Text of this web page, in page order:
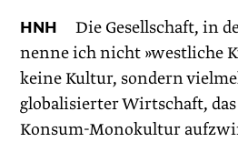
HNH Die Gesellschaft, in
nenne ich nicht »westliche
keine Kultur, sondern
globalisierter Wirtschaft,
Konsum-Monokultur